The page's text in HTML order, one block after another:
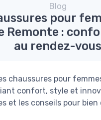
Blog
pour
Remonte :
au rendez-vous
chaussures pour
confort, style et
et les conseils pour bien